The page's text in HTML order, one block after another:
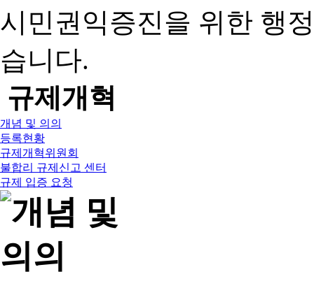
시민권익증진을 위한 행
습니다.
규제개혁
개념 및 의의
등록현황
규제개혁위원회
불합리 규제신고 센터
규제 입증 요청